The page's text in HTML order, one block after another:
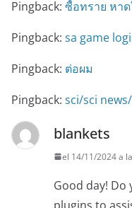
Pingback: ซื้อทราย หา
Pingback: sa game
Pingback: ต่อผม
Pingback: sci/sci
blankets
el 14/11/2024 a
Good day! Do